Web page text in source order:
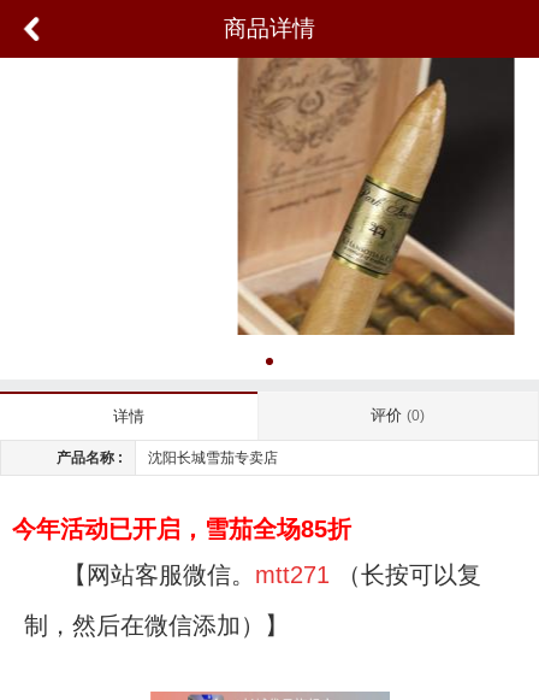
商品详情
详情 评价(0)
产品名称 : 沈阳长城雪茄专卖店
今年活动已开启，雪茄全场85折
【网站客服微信。 mtt271 （长按可以复
制，然后在微信添加）】